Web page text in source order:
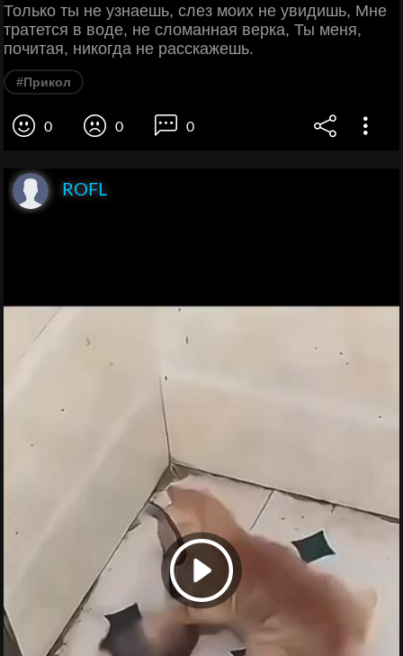
Только ты не узнаешь, слез моих не увидишь, Мне
тратется в воде, не сломанная верка, Ты меня,
почитая, никогда не расскажешь.
#Прикол
0 0 0
ROFL